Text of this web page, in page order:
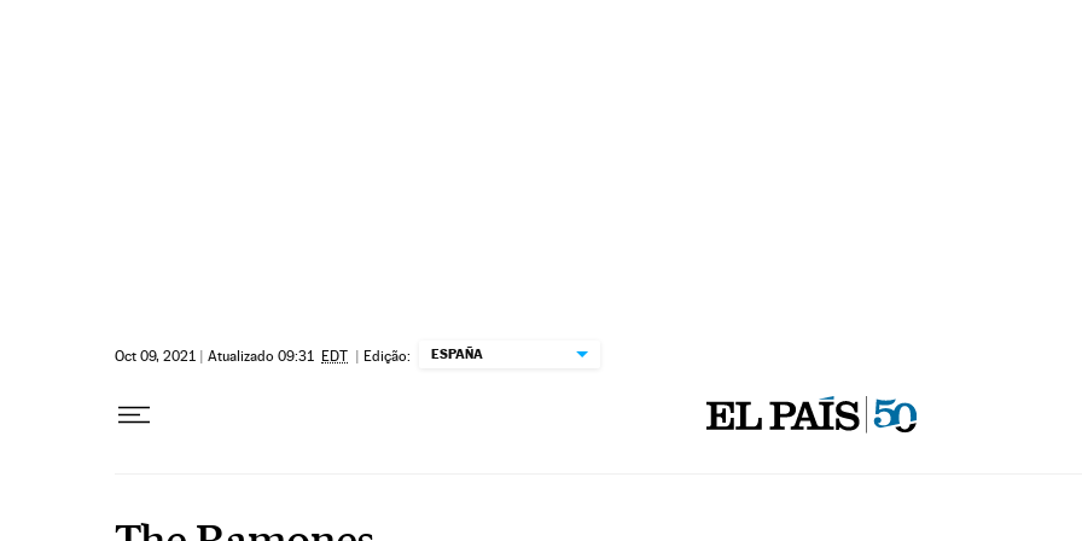
Oct 09, 2021 | Atualizado 09:31 EDT | Edição: ESPAÑA